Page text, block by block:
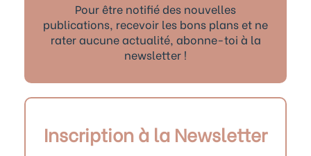
Pour être notifié des nouvelles
publications, recevoir les bons plans et ne
rater aucune actualité, abonne-toi à la
newsletter !
Inscription à la Newsletter